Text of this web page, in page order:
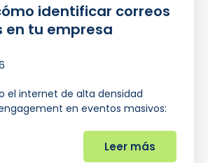
identificar correos
en tu empresa
el internet de alta densidad
en eventos masivos:
Leer más